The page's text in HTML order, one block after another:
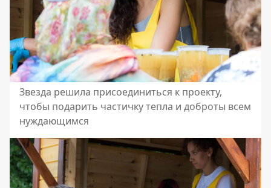
Звезда решила присоединиться к проекту,
чтобы подарить частичку тепла и доброты всем
нуждающимся